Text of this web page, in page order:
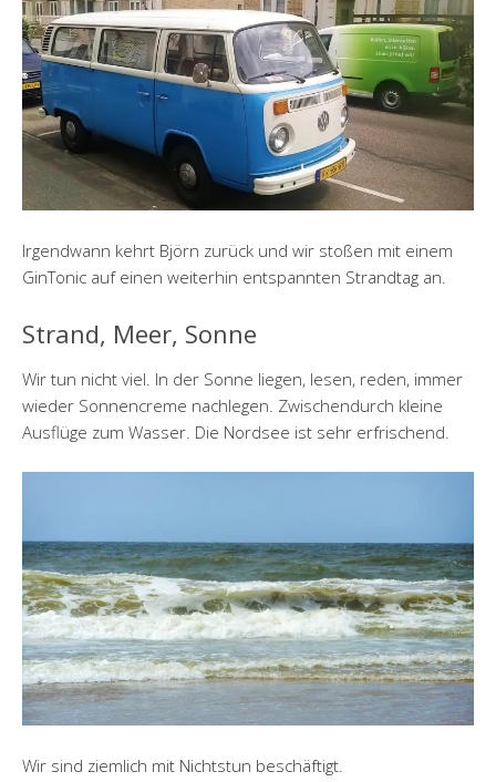
Irgendwann kehrt Björn zurück und wir stoßen mit einem
GinTonic auf einen weiterhin entspannten Strandtag an.
Strand, Meer, Sonne
Wir tun nicht viel. In der Sonne liegen, lesen, reden, immer
wieder Sonnencreme nachlegen. Zwischendurch kleine
Ausflüge zum Wasser. Die Nordsee ist sehr erfrischend.
Wir sind ziemlich mit Nichtstun beschäftigt.